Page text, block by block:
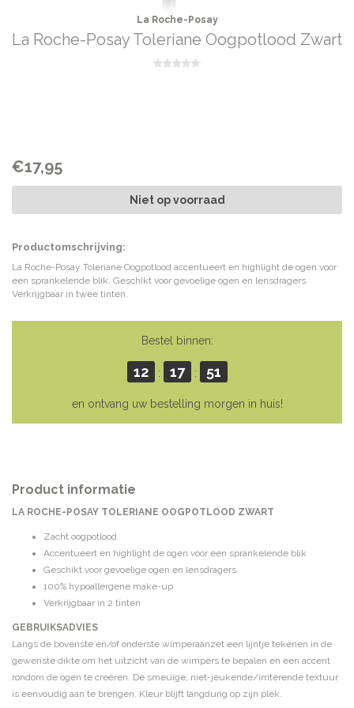
La Roche-Posay
La Roche-Posay Toleriane Oogpotlood Zwart
€17,95
Niet op voorraad
Productomschrijving:
La Roche-Posay Toleriane Oogpotlood accentueert en highlight de ogen voor
een sprankelende blik. Geschikt voor gevoelige ogen en lensdragers.
Verkrijgbaar in twee tinten.
Bestel binnen:
12 : 17 : 51
en ontvang uw bestelling morgen in huis!
Product informatie
LA ROCHE-POSAY TOLERIANE OOGPOTLOOD ZWART
Zacht oogpotlood
Accentueert en highlight de ogen voor een sprankelende blik
Geschikt voor gevoelige ogen en lensdragers
100% hypoallergene make-up
Verkrijgbaar in 2 tinten
GEBRUIKSADVIES
Langs de bovenste en/of onderste wimperaanzet een lijntje tekenen in de
gewenste dikte om het uitzicht van de wimpers te bepalen en een accent
rondom de ogen te creëren. De smeuïge, niet-jeukende/irriterende textuur
is eenvoudig aan te brengen. Kleur blijft langdurig op zijn plek.